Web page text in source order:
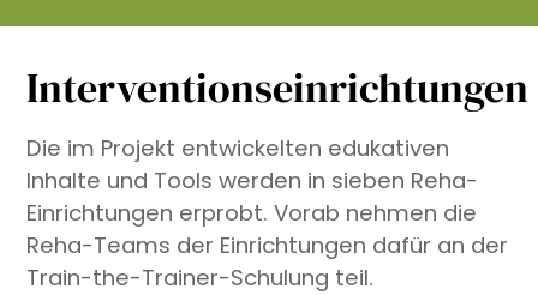
Interventionseinrichtungen
Die im Projekt entwickelten edukativen
Inhalte und Tools werden in sieben Reha-
Einrichtungen erprobt. Vorab nehmen die
Reha-Teams der Einrichtungen dafür an der
Train-the-Trainer-Schulung teil.